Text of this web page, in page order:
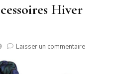
Hiver
Laisser un commentairesur